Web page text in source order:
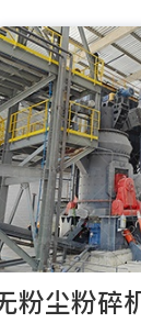
粉尘粉碎